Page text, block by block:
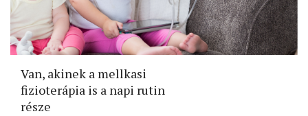
Van, akinek a mellkasi
fizioterápia is a napi rutin
része